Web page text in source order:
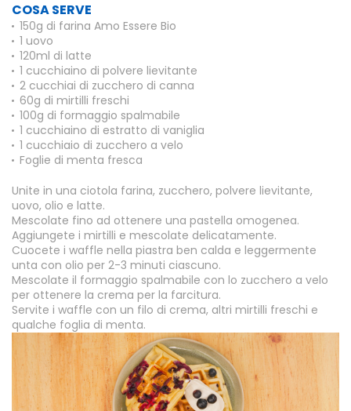
COSA SERVE
150g di farina Amo Essere Bio
1 uovo
120ml di latte
1 cucchiaino di polvere lievitante
2 cucchiai di zucchero di canna
60g di mirtilli freschi
100g di formaggio spalmabile
1 cucchiaino di estratto di vaniglia
1 cucchiaio di zucchero a velo
Foglie di menta fresca
Unite in una ciotola farina, zucchero, polvere lievitante,
uovo, olio e latte.
Mescolate fino ad ottenere una pastella omogenea.
Aggiungete i mirtilli e mescolate delicatamente.
Cuocete i waffle nella piastra ben calda e leggermente
unta con olio per 2-3 minuti ciascuno.
Mescolate il formaggio spalmabile con lo zucchero a velo
per ottenere la crema per la farcitura.
Servite i waffle con un filo di crema, altri mirtilli freschi e
qualche foglia di menta.